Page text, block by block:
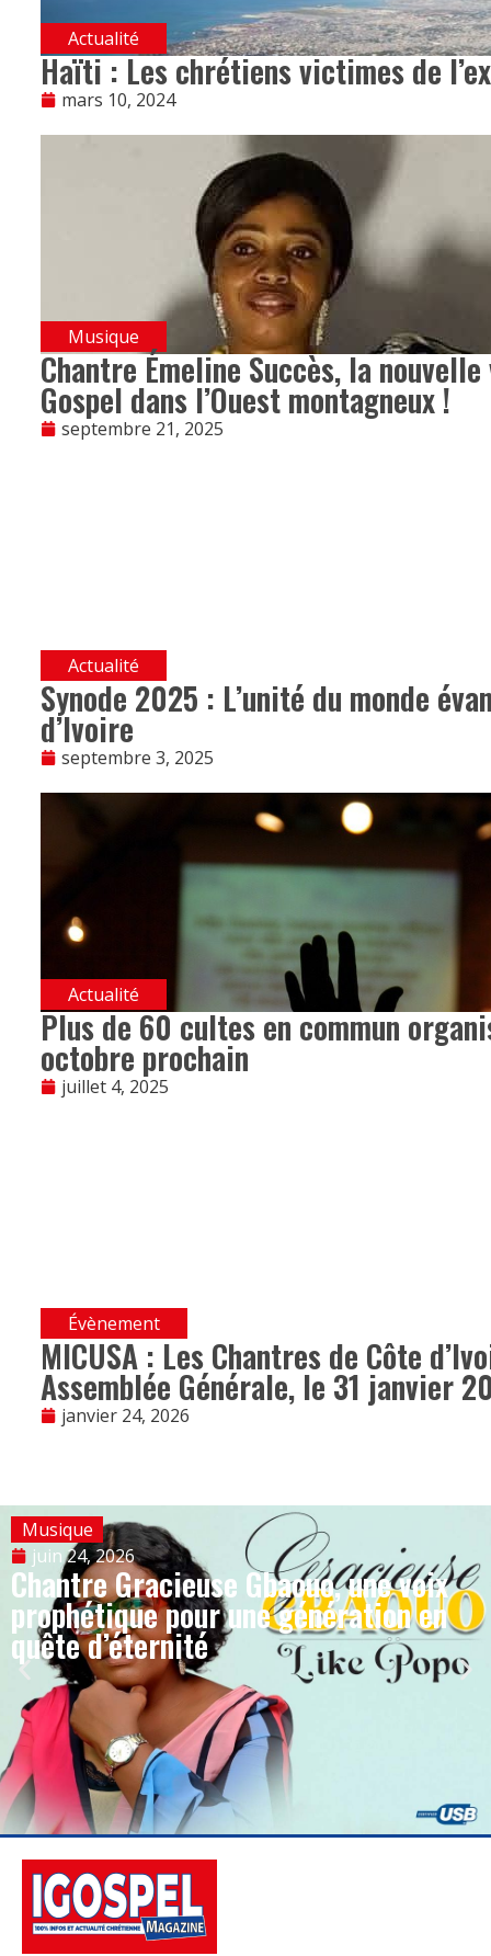
Actualité
Haïti : Les chrétiens victimes de
mars 10, 2024
Musique
Chantre Émeline Succès, la
Gospel dans l’Ouest montagneux !
septembre 21, 2025
Actualité
Synode 2025 : L’unité du monde
d’Ivoire
septembre 3, 2025
Actualité
Plus de 60 cultes en commun
octobre prochain
juillet 4, 2025
Évènement
MICUSA : Les Chantres de Côte
Assemblée Générale, le 31 janvier
janvier 24, 2026
Musique
juin 24, 2026
Chantre Gracieuse Gbaouo, une voix
prophétique pour une génération en
quête d’éternité